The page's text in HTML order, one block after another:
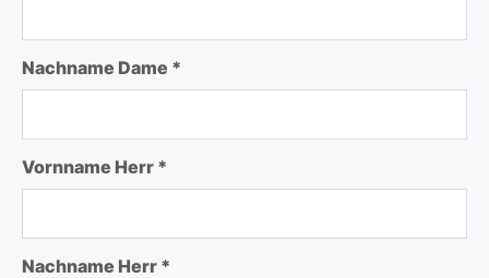
Nachname Dame *
Vornname Herr *
Nachname Herr *